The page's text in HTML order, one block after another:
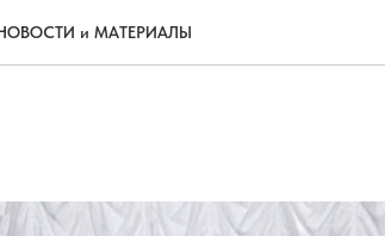
и МАТЕРИАЛЫ